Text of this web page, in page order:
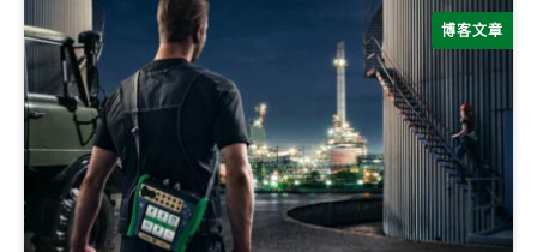
博客文章